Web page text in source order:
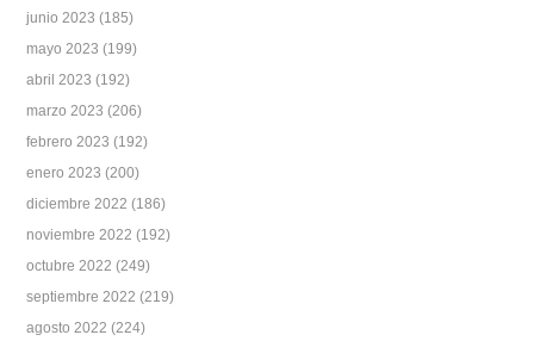
junio 2023 (185)
mayo 2023 (199)
abril 2023 (192)
marzo 2023 (206)
febrero 2023 (192)
enero 2023 (200)
diciembre 2022 (186)
noviembre 2022 (192)
octubre 2022 (249)
septiembre 2022 (219)
agosto 2022 (224)